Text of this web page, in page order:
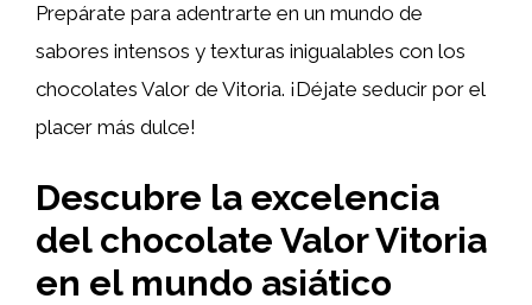
Prepárate para adentrarte en un mundo de
sabores intensos y texturas inigualables con los
chocolates Valor de Vitoria. ¡Déjate seducir por el
placer más dulce!
Descubre la excelencia
del chocolate Valor Vitoria
en el mundo asiático